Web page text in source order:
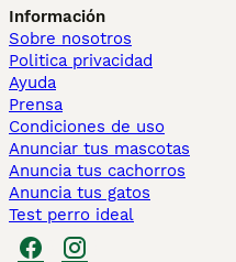
Información
Sobre nosotros
Politica privacidad
Ayuda
Prensa
Condiciones de uso
Anunciar tus mascotas
Anuncia tus cachorros
Anuncia tus gatos
Test perro ideal